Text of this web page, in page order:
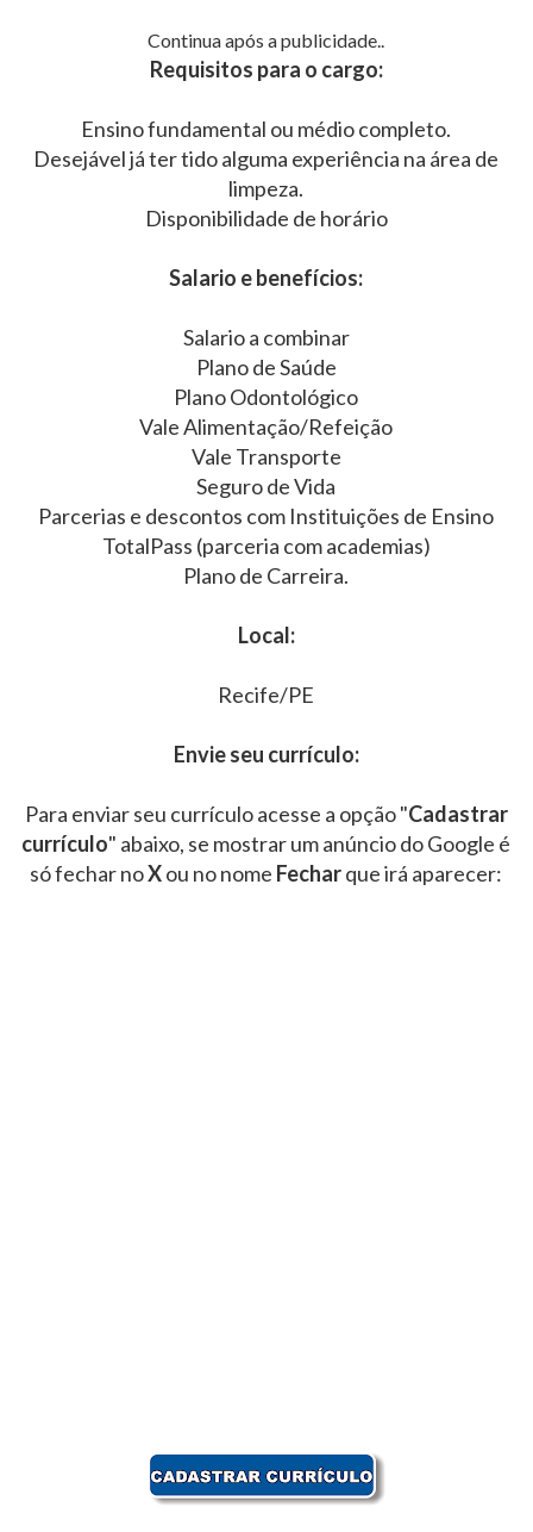
Continua após a publicidade..
Requisitos para o cargo:
Ensino fundamental ou médio completo.
Desejável já ter tido alguma experiência na área de
limpeza.
Disponibilidade de horário
Salario e benefícios:
Salario a combinar
Plano de Saúde
Plano Odontológico
Vale Alimentação/Refeição
Vale Transporte
Seguro de Vida
Parcerias e descontos com Instituições de Ensino
TotalPass (parceria com academias)
Plano de Carreira.
Local:
Recife/PE
Envie seu currículo:
Para enviar seu currículo acesse a opção "Cadastrar
currículo" abaixo, se mostrar um anúncio do Google é
só fechar noXou no nome Fecharque irá aparecer: